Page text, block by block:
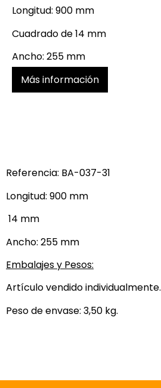
Longitud: 900 mm
Cuadrado de 14 mm
Ancho: 255 mm
Más información
Referencia: BA-037-31
Longitud: 900 mm
14 mm
Ancho: 255 mm
Embalajes y Pesos:
Artículo vendido individualmente.
Peso de envase: 3,50 kg.